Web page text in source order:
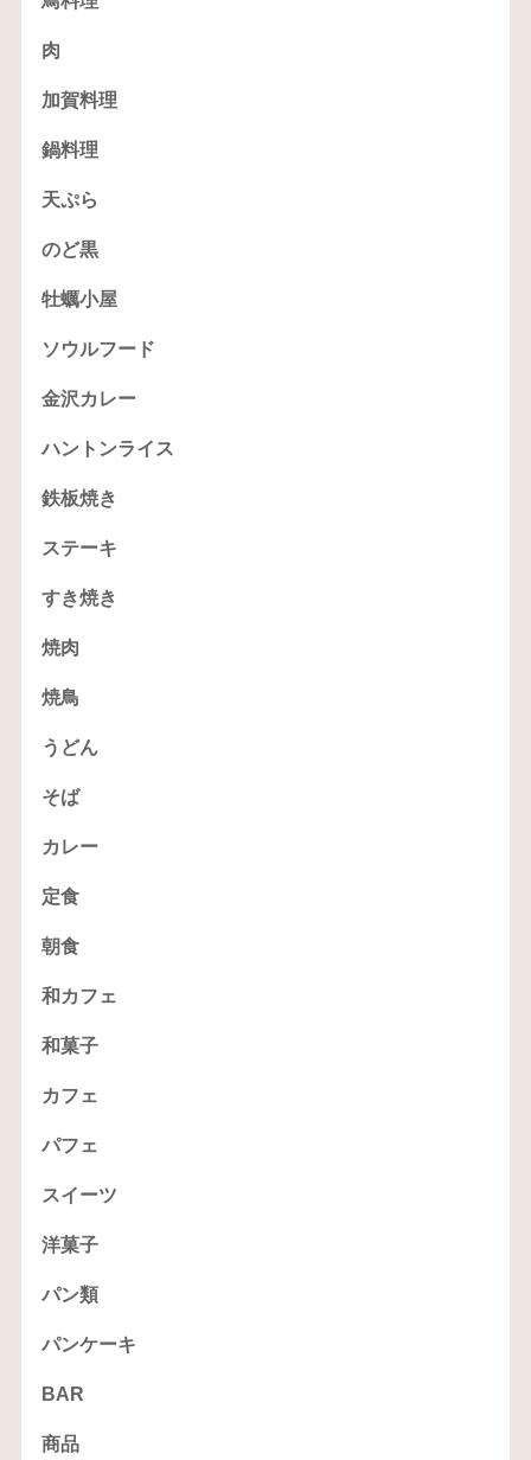
肉
加賀料理
鍋料理
天ぷら
のど黒
牡蠣小屋
ソウルフード
金沢カレー
ハントンライス
鉄板焼き
ステーキ
すき焼き
焼肉
焼鳥
うどん
そば
カレー
定食
朝食
和カフェ
和菓子
カフェ
パフェ
スイーツ
洋菓子
パン類
パンケーキ
BAR
商品